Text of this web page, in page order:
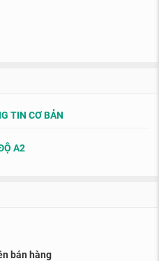
TIN CƠ BẢN
A2
bán hàng